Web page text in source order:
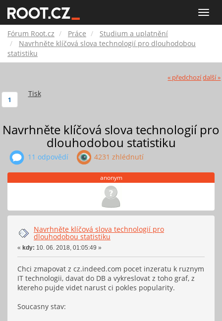
Toggle
Root.cz
Fórum Root.cz Práce
Studium a uplatnění
Navrhněte klíčová slova technologií pro dlouhodobou
statistiku
« předchozídalší »
Tisk
1
Navrhněte klíčová slova technologií pro
dlouhodobou statistiku
11 odpovědí 4231 zhlédnutí
anonym
Navrhněte klíčová slova technologií pro
dlouhodobou statistiku
« kdy: 10. 06. 2018, 01:05:49 »
Chci zmapovat z cz.indeed.com pocet inzeratu k ruznym
IT technologii, davat do DB a vykreslovat z toho graf, z
ktereho pujde videt narust ci pokles popularity.
Soucasny stav: